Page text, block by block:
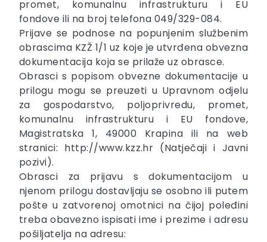
promet, komunalnu infrastrukturu i EU
fondove ili na broj telefona 049/329-084.
Prijave se podnose na popunjenim službenim
obrascima KZŽ 1/1 uz koje je utvrđena obvezna
dokumentacija koja se prilaže uz obrasce.
Obrasci s popisom obvezne dokumentacije u
prilogu mogu se preuzeti u Upravnom odjelu
za gospodarstvo, poljoprivredu, promet,
komunalnu infrastrukturu i EU fondove,
Magistratska 1, 49000 Krapina ili na web
stranici: http://www.kzz.hr (Natječaji i Javni
pozivi).
Obrasci za prijavu s dokumentacijom u
njenom prilogu dostavljaju se osobno ili putem
pošte u zatvorenoj omotnici na čijoj poleđini
treba obavezno ispisati ime i prezime i adresu
pošiljatelja na adresu: